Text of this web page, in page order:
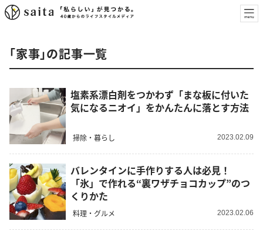
「家事」の記事一覧
塩素系漂白剤をつかわず「まな板に付いた
気になるニオイ」をかんたんに落とす方法
掃除・暮らし 2023.02.09
バレンタインに手作りする人は必見！
「氷」で作れる“裏ワザチョコカップ”のつ
くりかた
料理・グルメ 2023.02.06